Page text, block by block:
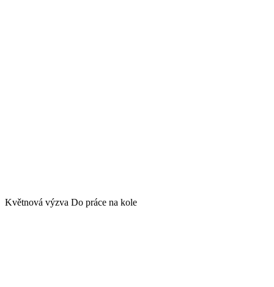
Květnová výzva Do práce na kole